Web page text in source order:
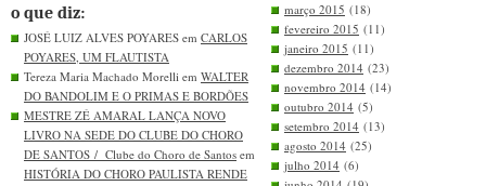
o que diz:
JOSÉ LUIZ ALVES POYARES em CARLOS
POYARES, UM FLAUTISTA
Tereza Maria Machado Morelli em WALTER
DO BANDOLIM E O PRIMAS E BORDÕES
MESTRE ZÉ AMARAL LANÇA NOVO
LIVRO NA SEDE DO CLUBE DO CHORO
DE SANTOS / Clube do Choro de Santos em
HISTÓRIA DO CHORO PAULISTA RENDE
março 2015 (18)
fevereiro 2015 (11)
janeiro 2015 (11)
dezembro 2014 (23)
novembro 2014 (14)
outubro 2014 (5)
setembro 2014 (13)
agosto 2014 (25)
julho 2014 (6)